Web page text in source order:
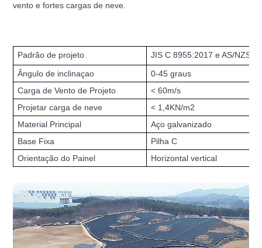
vento e fortes cargas de neve.
Padrão de projeto
JIS C 8955:2017 e AS/
Ângulo de inclinaçao
0-45 graus
Carga de Vento de Projeto
< 60m/s
Projetar carga de neve
< 1,4KN/m2
Material Principal
Aço galvanizado
Base Fixa
Pilha C
Orientação do Painel
Horizontal vertical